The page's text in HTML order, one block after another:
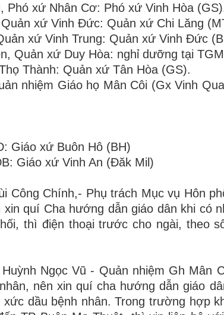
Phó xứ Nhân Cơ: Phó xứ Vinh Hòa
xứ Vinh Đức: Quản xứ Chi Lăng
xứ Vinh Trung: Quản xứ Vinh Đức
Quản xứ Duy Hòa: nghỉ dưỡng tại TGM
Thành: Quản xứ Tân Hòa (GS).
nhiệm Giáo họ Mân Côi (Gx Vinh
Giáo xứ Buôn Hô (BH)
Giáo xứ Vinh An (Đăk Mil)
Công Chính,- Phụ trách Mục vụ Hôn
quí Cha hướng dẫn giáo dân khi có
thì điện thoại trước cho ngài, theo
Ngọc Vũ - Quản nhiệm Gh Mân
nên xin quí cha hướng dẫn giáo
dầu bệnh nhân. Trong trường hợp